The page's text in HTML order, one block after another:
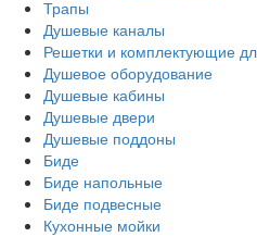
Трапы
Душевые каналы
Решетки и комплектующие
Душевое оборудование
Душевые кабины
Душевые двери
Душевые поддоны
Биде
Биде напольные
Биде подвесные
Кухонные мойки